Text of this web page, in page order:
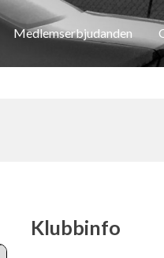
Medlemserbjudanden
Klubbinfo